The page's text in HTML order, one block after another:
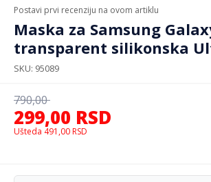
Postavi prvi recenziju na ovom artiklu
Maska za Samsung
transparent silikonska
SKU 95089
299,00 RSD
790,00
Ušteda 491,00 RSD